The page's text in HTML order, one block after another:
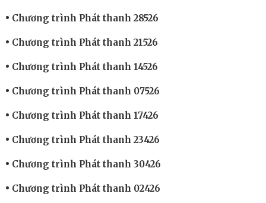
Chương trình Phát thanh 28526
Chương trình Phát thanh 21526
Chương trình Phát thanh 14526
Chương trình Phát thanh 07526
Chương trình Phát thanh 17426
Chương trình Phát thanh 23426
Chương trình Phát thanh 30426
Chương trình Phát thanh 02426